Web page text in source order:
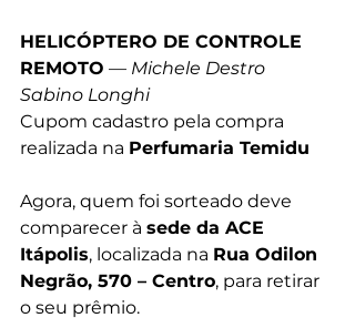
HELICÓPTERO DE CONTROLE
REMOTO — Michele Destro
Sabino Longhi
Cupom cadastro pela compra
realizada na Perfumaria Temidu
Agora, quem foi sorteado deve
comparecer à sede da ACE
Itápolis, localizada na Rua Odilon
Negrão, 570 – Centro, para retirar
o seu prêmio.